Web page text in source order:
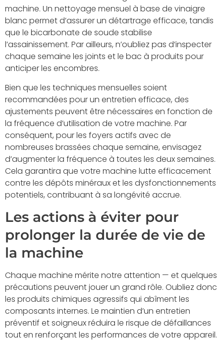
machine. Un nettoyage mensuel à base de vinaigre
blanc permet d’assurer un détartrage efficace, tandis
que le bicarbonate de soude stabilise
l’assainissement. Par ailleurs, n’oubliez pas d’inspecter
chaque semaine les joints et le bac à produits pour
anticiper les encombres.
Bien que les techniques mensuelles soient
recommandées pour un entretien efficace, des
ajustements peuvent être nécessaires en fonction de
la fréquence d’utilisation de votre machine. Par
conséquent, pour les foyers actifs avec de
nombreuses brassées chaque semaine, envisagez
d’augmenter la fréquence à toutes les deux semaines.
Cela garantira que votre machine lutte efficacement
contre les dépôts minéraux et les dysfonctionnements
potentiels, contribuant à sa longévité accrue.
Les actions à éviter pour
prolonger la durée de vie de
la machine
Chaque machine mérite notre attention — et quelques
précautions peuvent jouer un grand rôle. Oubliez donc
les produits chimiques agressifs qui abîment les
composants internes. Le maintien d’un entretien
préventif et soigneux réduira le risque de défaillances
tout en renforçant les performances de votre appareil.